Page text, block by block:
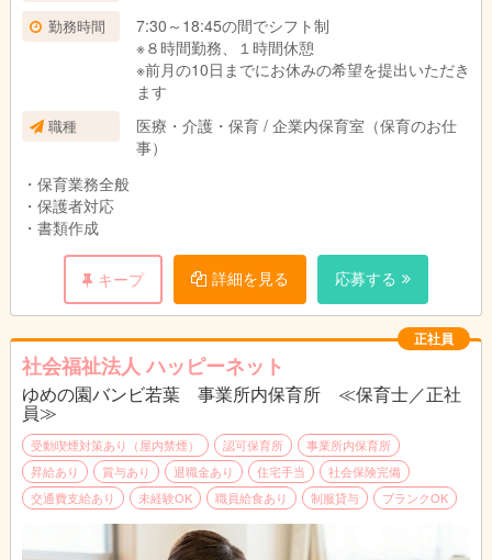
勤務時間
7:30～18:45の間でシフト制
※８時間勤務、１時間休憩
※前月の10日までにお休みの希望を提出いただき
ます
職種
医療・介護・保育 / 企業内保育室（保育のお仕
事）
・保育業務全般
・保護者対応
・書類作成
キープ 詳細を見る 応募する
正社員
社会福祉法人 ハッピーネット
ゆめの園バンビ若葉 事業所内保育所 ≪保育士／正社
員≫
受動喫煙対策あり（屋内禁煙） 認可保育所
事業所内保育所
昇給あり
賞与あり 退職金あり 住宅手当
社会保険完備
交通費支給あり
未経験OK 職員給食あり 制服貸与 ブランクOK